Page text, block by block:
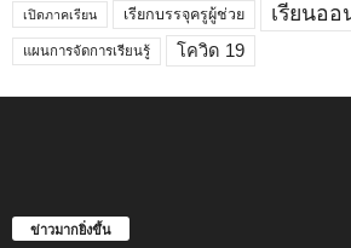
เปิดภาคเรียน เรียกบรรจุครูผู้ช่วย เรียนอ
แผนการจัดการเรียนรู้ โควิด 19
ข่าวมากยิ่งขึ้น